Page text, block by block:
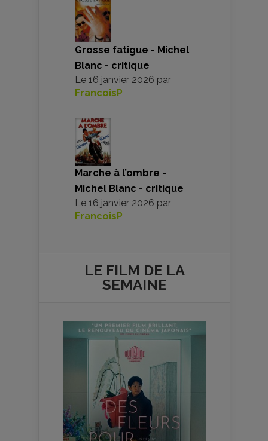
Grosse fatigue - Michel
Blanc - critique
Le 16 janvier 2026 par
FrancoisP
Marche à l’ombre -
Michel Blanc - critique
Le 16 janvier 2026 par
FrancoisP
LE FILM DE LA
SEMAINE